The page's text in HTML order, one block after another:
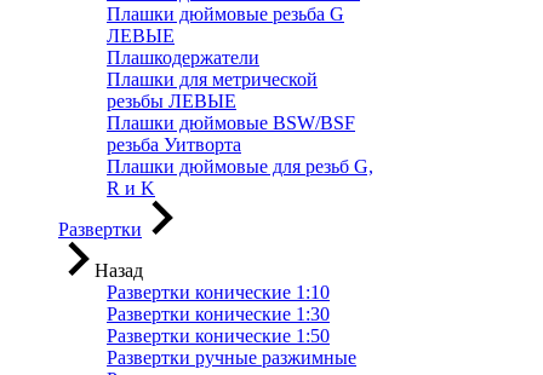
Плашки дюймовые резьба G
ЛЕВЫЕ
Плашкодержатели
Плашки для метрической
резьбы ЛЕВЫЕ
Плашки дюймовые BSW/BSF
резьба Уитворта
Плашки дюймовые для резьб G,
R и K
Развертки
Назад
Развертки конические 1:10
Развертки конические 1:30
Развертки конические 1:50
Развертки ручные разжимные